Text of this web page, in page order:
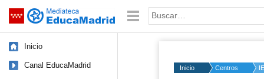
Saltar navegación Palabra o frase:
Inicio
Canal EducaMadrid Inicio Centros